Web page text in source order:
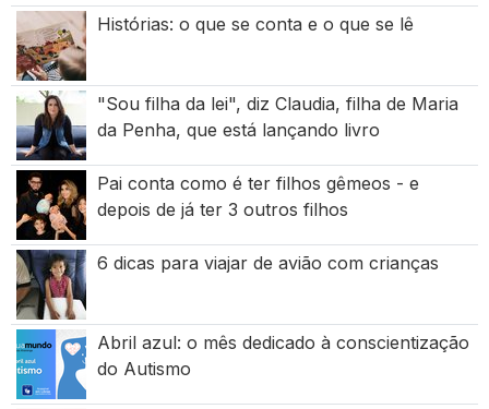
Histórias: o que se conta e o que se lê
"Sou filha da lei", diz Claudia, filha de Maria
da Penha, que está lançando livro
Pai conta como é ter filhos gêmeos - e
depois de já ter 3 outros filhos
6 dicas para viajar de avião com crianças
Abril azul: o mês dedicado à conscientização
do Autismo